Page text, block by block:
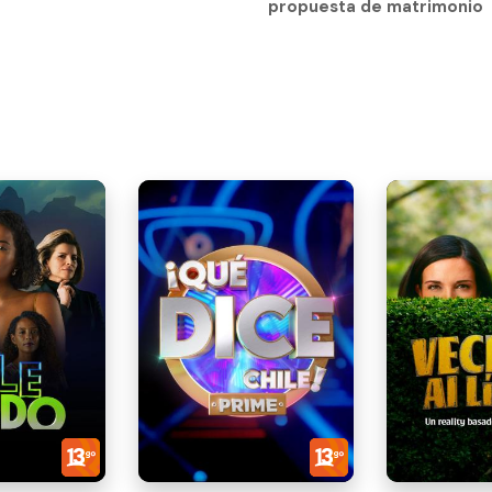
propuesta de matrimonio